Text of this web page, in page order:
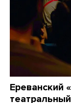
Ереванский